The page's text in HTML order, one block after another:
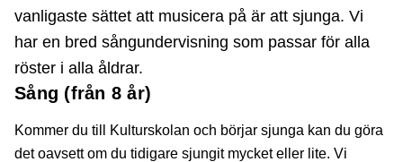
vanligaste sättet att musicera på är att sjunga. Vi
har en bred sångundervisning som passar för alla
röster i alla åldrar.
Sång (från 8 år)
Kommer du till Kulturskolan och börjar sjunga kan du göra
det oavsett om du tidigare sjungit mycket eller lite. Vi